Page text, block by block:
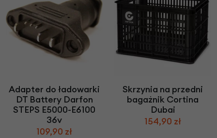
Adapter do ładowarki
DT Battery Darfon
STEPS E5000-E6100
36v
109,90 zł
Skrzynia na przedni
bagażnik Cortina
Dubai
154,90 zł